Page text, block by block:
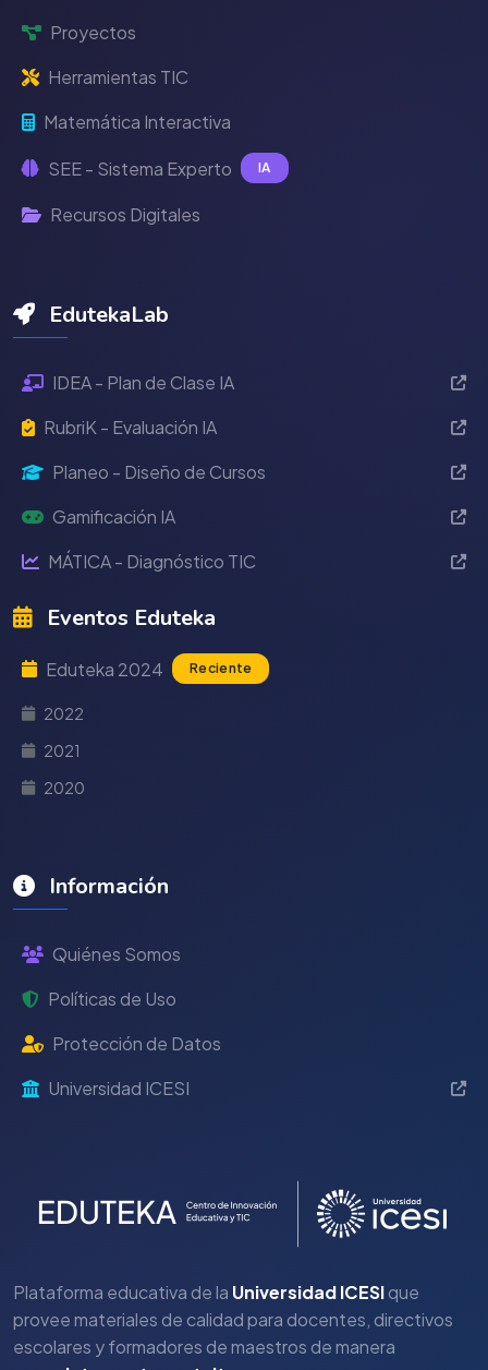
Proyectos
Herramientas TIC
Matemática Interactiva
SEE - Sistema Experto IA
Recursos Digitales
EdutekaLab
IDEA - Plan de Clase IA
RubriK - Evaluación IA
Planeo - Diseño de Cursos
Gamificación IA
MÁTICA - Diagnóstico TIC
Eventos Eduteka
Eduteka 2024 Reciente
2022
2021
2020
Información
Quiénes Somos
Políticas de Uso
Protección de Datos
Universidad ICESI
Plataforma educativa de la Universidad ICESIque
provee materiales de calidad para docentes, directivos
escolares y formadores de maestros de manera